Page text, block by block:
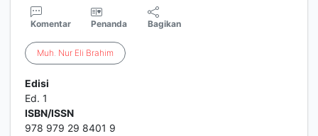
Komentar Penanda Bagikan
Muh. Nur Eli Brahim
Edisi
Ed. 1
ISBN/ISSN
978 979 29 8401 9